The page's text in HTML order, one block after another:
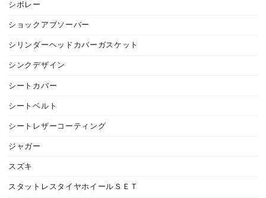
シボレー
ショックアブソーバー
シリンダーヘッドカバーガスケット
シンクデザイン
シートカバー
シートベルト
シートレザーコーティング
ジャガー
スズキ
スタットレスタイヤホイールＳＥＴ